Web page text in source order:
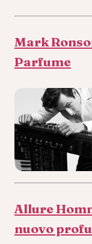
Mark
Parfume
Allure
nuovo